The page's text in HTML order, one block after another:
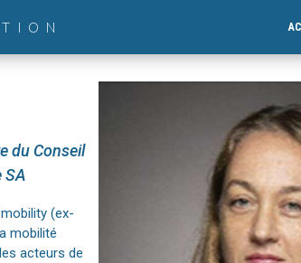
du Conseil
SA
(ex-
mobilité
acteurs de